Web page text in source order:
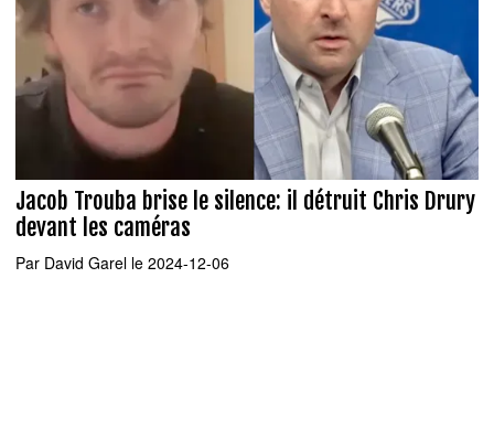
Jacob Trouba brise le silence: il détruit Chris Drury
devant les caméras
Par David Garel le 2024-12-06